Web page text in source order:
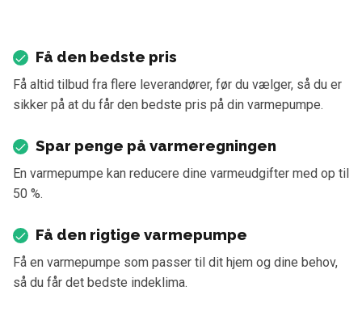
Få den bedste pris
Få altid tilbud fra flere leverandører, før du vælger, så du er
sikker på at du får den bedste pris på din varmepumpe.
Spar penge på varmeregningen
En varmepumpe kan reducere dine varmeudgifter med op til
50 %.
Få den rigtige varmepumpe
Få en varmepumpe som passer til dit hjem og dine behov,
så du får det bedste indeklima.